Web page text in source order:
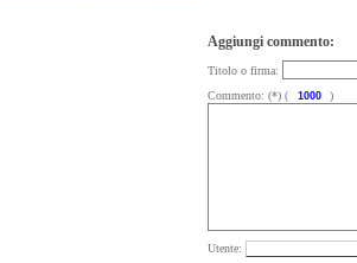
Aggiungi commento:
Titolo o firma:
Commento: (*) (
)
Utente: